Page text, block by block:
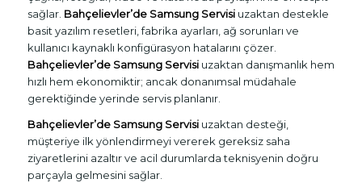
sağlar. Bahçelievler’de Samsung Servisiuzaktan destekle
basit yazılım resetleri, fabrika ayarları, ağ sorunları ve
kullanıcı kaynaklı konfigürasyon hatalarını çözer.
Bahçelievler’de Samsung Servisiuzaktan danışmanlık hem
hızlı hem ekonomiktir; ancak donanımsal müdahale
gerektiğinde yerinde servis planlanır.
Bahçelievler’de Samsung Servisiuzaktan desteği,
müşteriye ilk yönlendirmeyi vererek gereksiz saha
ziyaretlerini azaltır ve acil durumlarda teknisyenin doğru
parçayla gelmesini sağlar.